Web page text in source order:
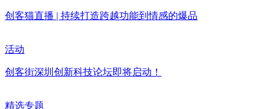
创客猫直播 | 持续打造跨越功能到情感的爆品
活动
创客街深圳创新科技论坛即将启动！
精选专题